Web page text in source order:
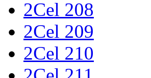
2Cel 208
2Cel 209
2Cel 210